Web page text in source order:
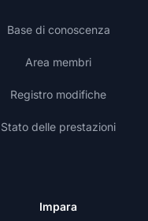
Base di conoscenza
Area membri
Registro modifiche
Stato delle prestazioni
Impara